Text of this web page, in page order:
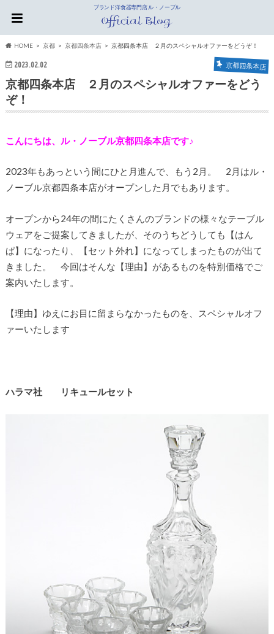
ブランド洋食器専門店 ル・ノーブル
HOME 京都 京都四条本店 京都四条本店 ２月のスペシャルオファーをどうぞ！
2023.02.02 京都四条本店
京都四条本店 ２月のスペシャルオファーをどう
ぞ！
こんにちは、ル・ノーブル京都四条本店です♪
2023年もあっという間にひと月進んで、もう2月。 2月はル・
ノーブル京都四条本店がオープンした月でもあります。
オープンから24年の間にたくさんのブランドの様々なテーブル
ウェアをご提案してきましたが、そのうちどうしても【はん
ぱ】になったり、【セット外れ】になってしまったものが出て
きました。 今回はそんな【理由】があるものを特別価格でご
案内いたします。
【理由】ゆえにお目に留まらなかったものを、スペシャルオフ
ァーいたします
ハラマ社 リキュールセット